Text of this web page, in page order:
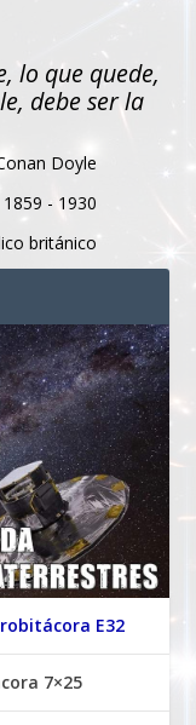
lo que quede,
debe ser la
Doyle
1859 - 1930
británico
E32
7×25